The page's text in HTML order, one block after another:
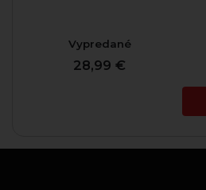
Vypredané
28,99 €